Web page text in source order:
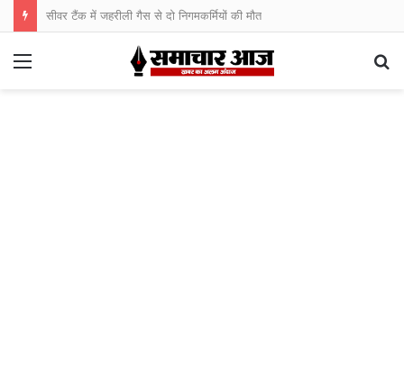
सीवर टैंक में जहरीली गैस से दो निगमकर्मियों की मौत
Menu